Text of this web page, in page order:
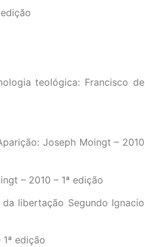
teológica: Francisco de
Joseph Moingt – 2010
– 2010 – 1ª edição
libertação Segundo Ignacio
edição